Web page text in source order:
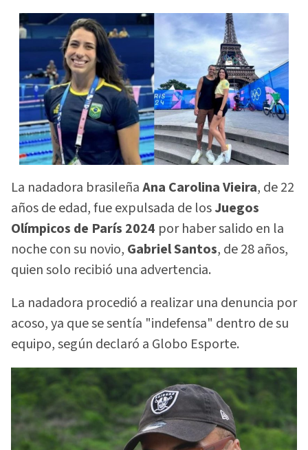
La nadadora brasileñaAna Carolina Vieira, de 22
años de edad, fue expulsada de losJuegos
Olímpicos de París 2024 por haber salido en la
noche con su novio, Gabriel Santos, de 28 años,
quien solo recibió una advertencia.
La nadadora procedió a realizar una denuncia por
acoso, ya que se sentía "indefensa" dentro de su
equipo, según declaró a Globo Esporte.